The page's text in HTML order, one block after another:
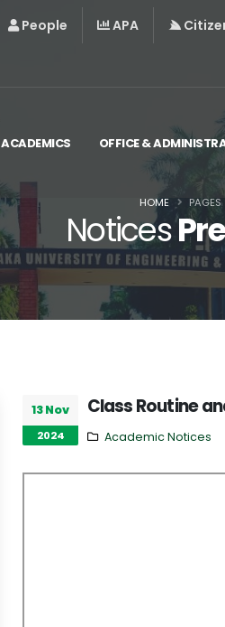
People APA
ACADEMICS OFFICE &
Notices
HOME PAGES
13 Nov
2024
Class Routine
Academic Notices